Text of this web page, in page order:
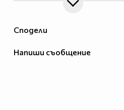
Сподели
Напиши съобщение